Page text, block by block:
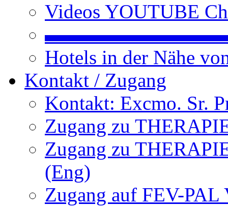
Videos YOUTUBE
Hotels in der Nähe
Kontakt / Zugang
Kontakt: Excmo. Sr.
Zugang zu
Zugang zu
(Eng)
Zugang auf FEV-PAL